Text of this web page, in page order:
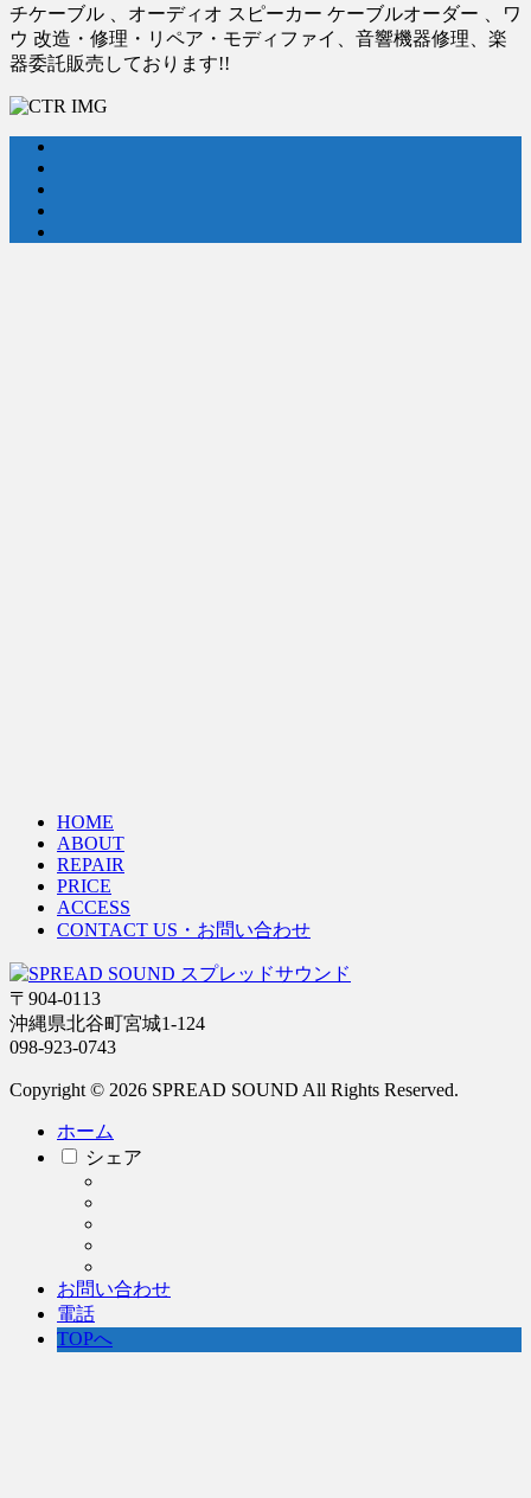
チケーブル 、オーディオ スピーカー ケーブルオーダー 、ワ
ウ 改造・修理・リペア・モディファイ、音響機器修理、楽
器委託販売しております!!
HOME
ABOUT
REPAIR
PRICE
ACCESS
CONTACT US・お問い合わせ
〒904-0113
沖縄県北谷町宮城1-124
098-923-0743
Copyright © 2026 SPREAD SOUND All Rights Reserved.
ホーム
シェア
お問い合わせ
電話
TOPへ